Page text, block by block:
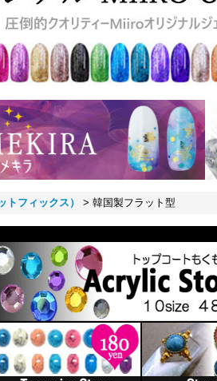
フィックス） > 韓国製フラット型